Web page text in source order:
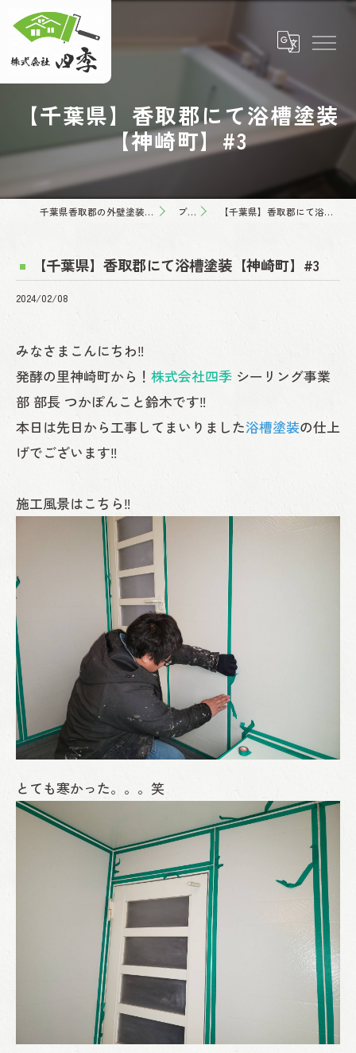
【千葉県】香取郡にて浴槽塗装
【神崎町】#3
千葉県香取郡の外壁塗装なら株式会社四季 ブログ 【千葉県】香取郡にて浴槽塗装【神崎町】#3
【千葉県】香取郡にて浴槽塗装【神崎町】#3
2024/02/08
みなさまこんにちわ‼
発酵の里神崎町から！ 株式会社四季 シーリング事業
部 部長 つかぽんこと鈴木です‼
本日は先日から工事してまいりました浴槽塗装の仕上
げでございます‼
施工風景はこちら‼
とても寒かった。。。笑